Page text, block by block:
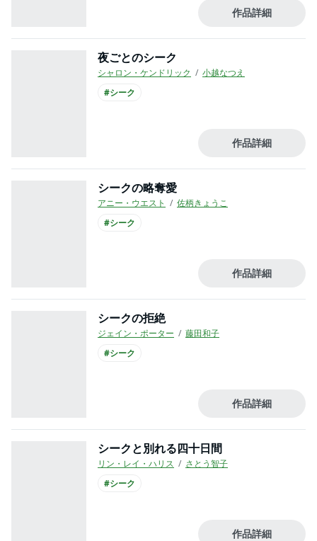
作品詳細
夜ごとのシーク
シャロン・ケンドリック
小越なつえ
#シーク
作品詳細
シークの略奪愛
アニー・ウエスト
佐柄きょうこ
#シーク
作品詳細
シークの拒絶
ジェイン・ポーター
藤田和子
#シーク
作品詳細
シークと別れる四十日間
リン・レイ・ハリス
さとう智子
#シーク
作品詳細